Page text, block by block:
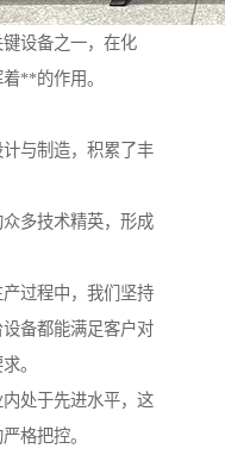
设备之一，在化
**的作用。
与制造，积累了丰
多技术精英，形成
过程中，我们坚持
备都能满足客户对
。
处于先进水平，这
格把控。